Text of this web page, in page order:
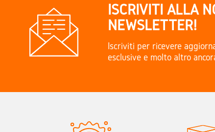
ISCRIVITI ALLA
NEWSLETTER!
Iscriviti per ricevere
esclusive e molto altro